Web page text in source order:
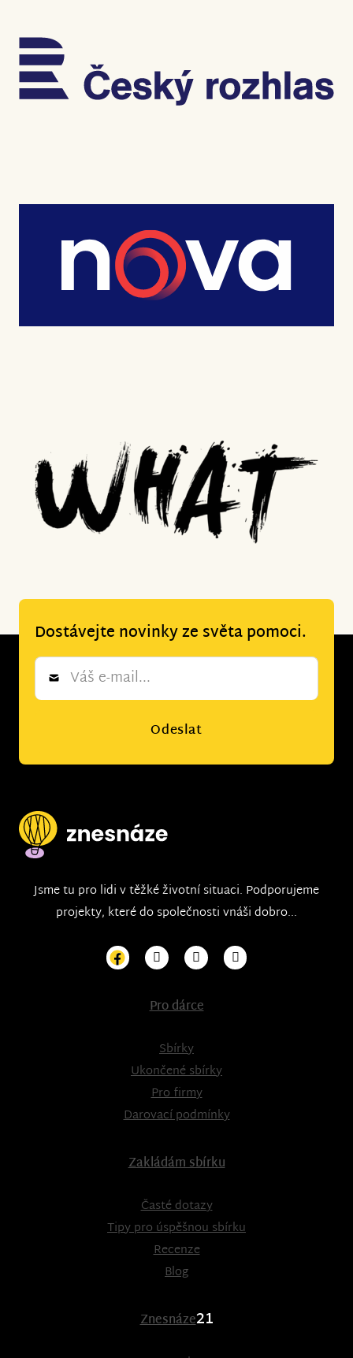
Dostávejte novinky ze světa pomoci.
Newsletter
Odeslat
Jsme tu pro lidi v těžké životní situaci. Podporujeme
projekty, které do společnosti vnáši dobro...
Pro dárce
Sbírky
Ukončené sbírky
Pro firmy
Darovací podmínky
Zakládám sbírku
Časté dotazy
Tipy pro úspěšnou sbírku
Recenze
Blog
Znesnáze21